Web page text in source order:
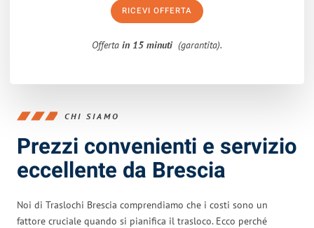
RICEVI OFFERTA
Offerta in 15 minuti (garantita).
CHI SIAMO
Prezzi convenienti e servizio
eccellente da Brescia
Noi di Traslochi Brescia comprendiamo che i costi sono un
fattore cruciale quando si pianifica il trasloco. Ecco perché